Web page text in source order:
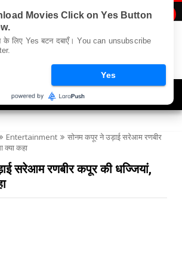
Entertainment
सोनम कपूर ने उड़ाई सरेआम रणबीर
क्या कहा
सरेआम रणबीर कपूर की धज्जियां,
Movies Click on Yes Button
लिए Yes बटन दबाएँ। You can unsubscribe
Yes